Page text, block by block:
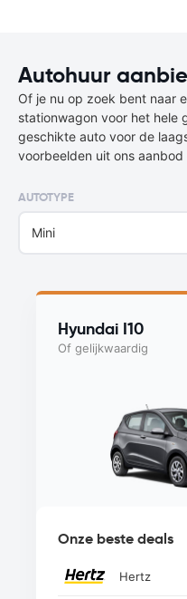
Autohuur
Of je nu op zoek bent naar
stationwagon voor het hele
geschikte auto voor de
voorbeelden uit ons
AUTOTYPE
Mini
Hyundai I10
Of gelijkwaardig
Onze beste deals
Hertz